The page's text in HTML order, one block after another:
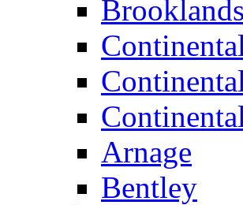
Brooklands
Arnage
Bentley